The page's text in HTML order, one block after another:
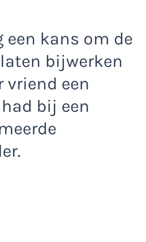
een kans om de
bijwerken
vriend een
bij een